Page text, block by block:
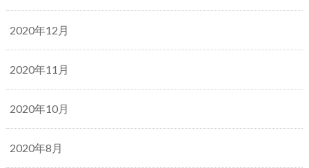
2020年12月
2020年11月
2020年10月
2020年8月